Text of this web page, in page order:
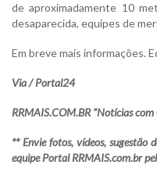
de aproximadamente 10
desaparecida, equipes de
Em breve mais informações.
Via / Portal24
RRMAIS.COM.BR “Notícias
** Envie fotos, vídeos, sugestão
equipe Portal RRMAIS.com.br